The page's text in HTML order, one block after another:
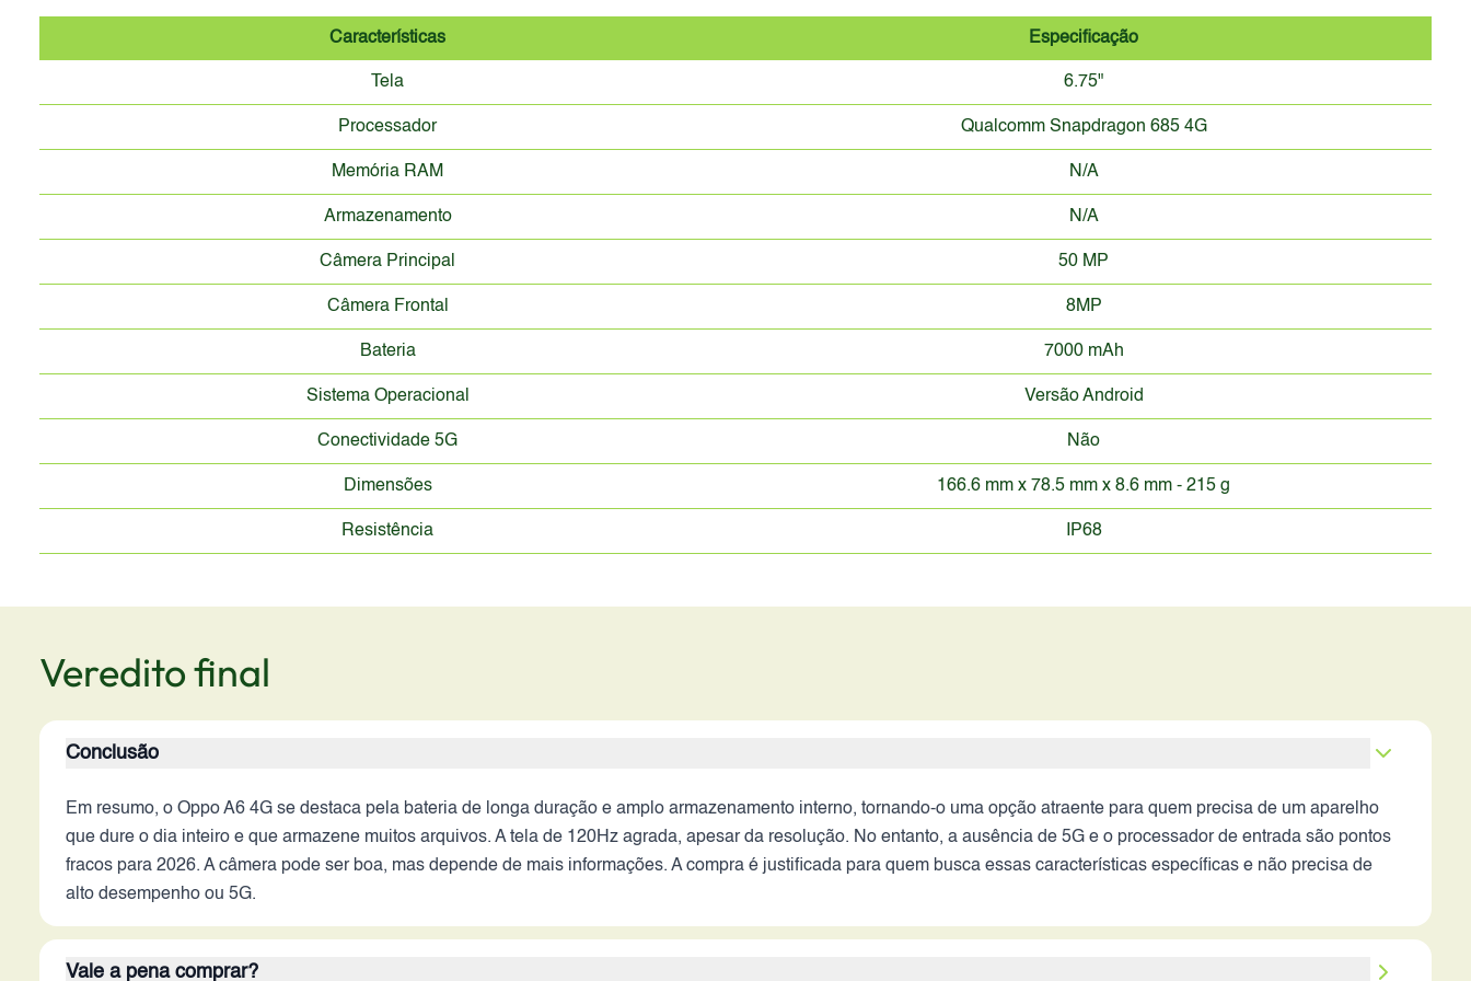
Características Especificação
Tela 6.75"
Processador Qualcomm Snapdragon 685 4G
Memória RAM N/A
Armazenamento N/A
Câmera Principal 50 MP
Câmera Frontal 8MP
Bateria 7000 mAh
Sistema Operacional Versão Android
Conectividade 5G Não
Dimensões 166.6 mm x 78.5 mm x 8.6 mm - 215 g
Resistência IP68
Veredito final
Conclusão
Em resumo, o Oppo A6 4G se destaca pela bateria de longa duração e amplo armazenamento interno, tornando-o uma opção atraente para quem precisa de um aparelho
que dure o dia inteiro e que armazene muitos arquivos. A tela de 120Hz agrada, apesar da resolução. No entanto, a ausência de 5G e o processador de entrada são pontos
fracos para 2026. A câmera pode ser boa, mas depende de mais informações. A compra é justificada para quem busca essas características específicas e não precisa de
alto desempenho ou 5G.
Vale a pena comprar?